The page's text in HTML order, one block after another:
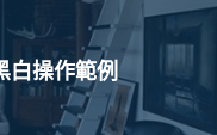
白操作範例